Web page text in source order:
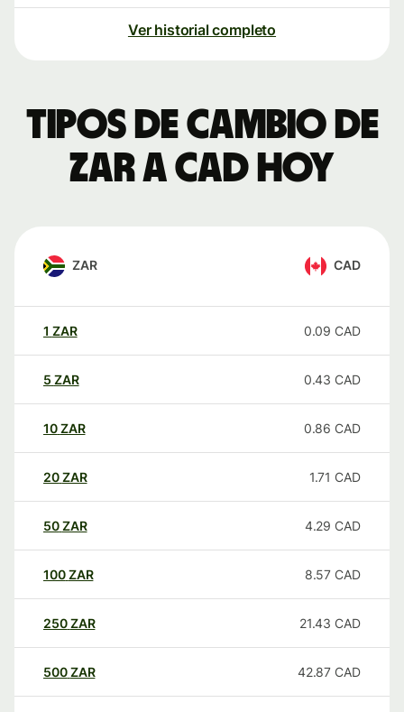
Ver historial completo
Tipos de cambio de
ZAR a CAD hoy
ZAR CAD
1 ZAR 0.09 CAD
5 ZAR 0.43 CAD
10ZAR 0.86 CAD
20ZAR 1.71 CAD
50ZAR 4.29 CAD
100ZAR 8.57 CAD
250ZAR 21.43 CAD
500ZAR 42.87 CAD